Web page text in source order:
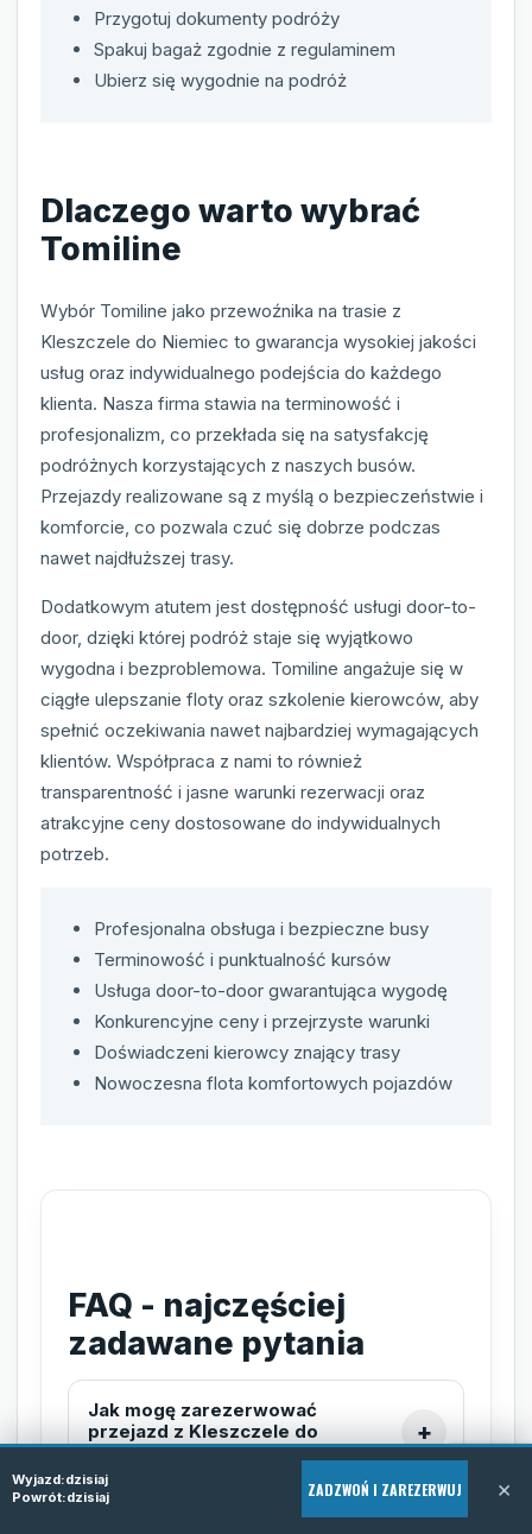
Przygotuj dokumenty podróży
Spakuj bagaż zgodnie z regulaminem
Ubierz się wygodnie na podróż
Dlaczego warto wybrać
Tomiline
Wybór Tomiline jako przewoźnika na trasie z
Kleszczele do Niemiec to gwarancja wysokiej jakości
usług oraz indywidualnego podejścia do każdego
klienta. Nasza firma stawia na terminowość i
profesjonalizm, co przekłada się na satysfakcję
podróżnych korzystających z naszych busów.
Przejazdy realizowane są z myślą o bezpieczeństwie i
komforcie, co pozwala czuć się dobrze podczas
nawet najdłuższej trasy.
Dodatkowym atutem jest dostępność usługi door-to-
door, dzięki której podróż staje się wyjątkowo
wygodna i bezproblemowa. Tomiline angażuje się w
ciągłe ulepszanie floty oraz szkolenie kierowców, aby
spełnić oczekiwania nawet najbardziej wymagających
klientów. Współpraca z nami to również
transparentność i jasne warunki rezerwacji oraz
atrakcyjne ceny dostosowane do indywidualnych
potrzeb.
Profesjonalna obsługa i bezpieczne busy
Terminowość i punktualność kursów
Usługa door-to-door gwarantująca wygodę
Konkurencyjne ceny i przejrzyste warunki
Doświadczeni kierowcy znający trasy
Nowoczesna flota komfortowych pojazdów
FAQ - najczęściej
zadawane pytania
Jak mogę zarezerwować
przejazd z Kleszczele do
Niemiec?
Wyjazd:dzisiaj
Powrót:dzisiaj ZADZWOŃ I ZAREZERWUJ ×